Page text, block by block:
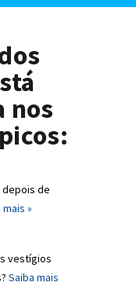
nos
depois de
»
vestígios
Saiba mais